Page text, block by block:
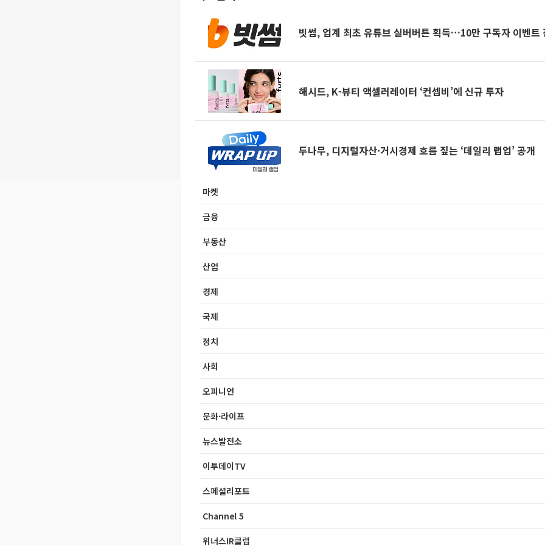
빗썸, 업계 최초 유튜브 실버버튼 획득…10만 구독자 이벤트
해시드, K-뷰티 액셀러레이터 ‘컨셉비’에 신규 투자
두나무, 디지털자산·거시경제 흐름 짚는 ‘데일리 랩업’ 공개
마켓
금융
부동산
산업
경제
국제
정치
사회
오피니언
문화·라이프
뉴스발전소
이투데이TV
스페셜리포트
Channel 5
위너스IR클럽